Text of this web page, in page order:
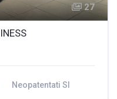
27
Neopatentati SI